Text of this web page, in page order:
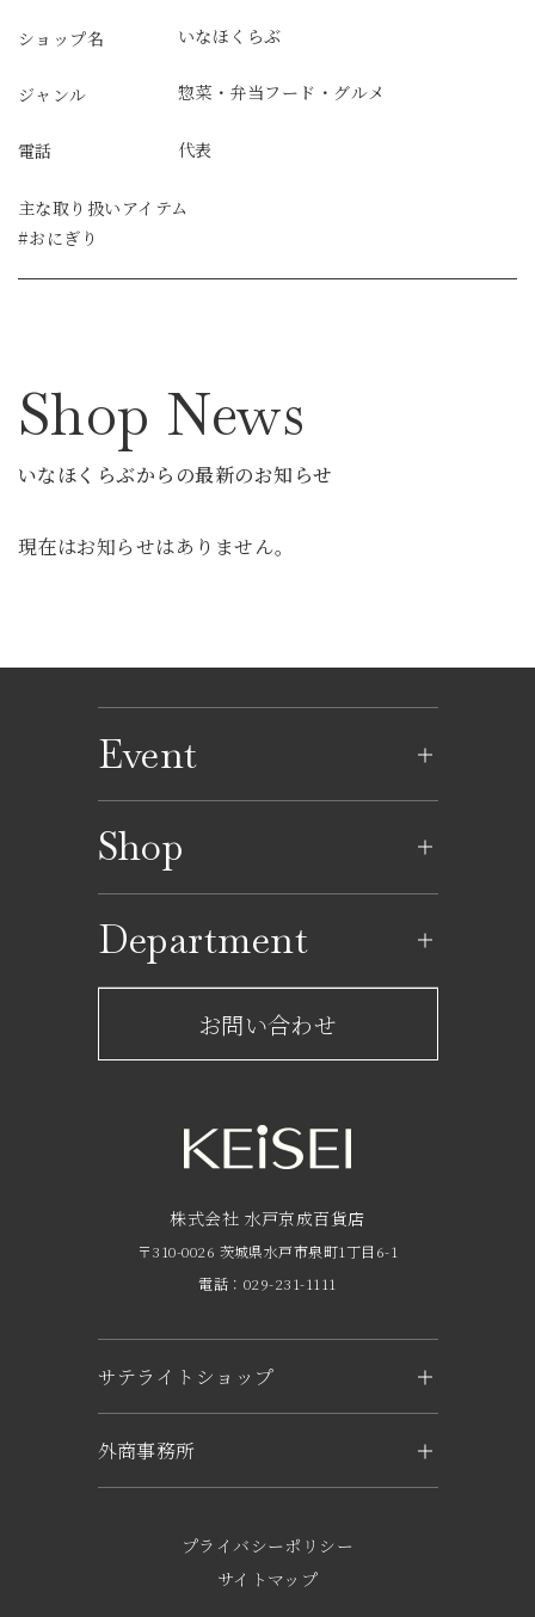
ショップ名 いなほくらぶ
ジャンル 惣菜・弁当フード・グルメ
電話 代表
主な取り扱いアイテム
#おにぎり
Shop News
いなほくらぶからの最新のお知らせ
現在はお知らせはありません。
Event
イベントカレンダー
Shop
レストラン一覧
ショップからのお知らせ
フロアガイド
Department
サービスのご案内
京成友の会
京成ポイントカードについて
企業概要
求人情報
お問い合わせ
株式会社 水戸京成百貨店
〒310-0026 茨城県水戸市泉町1丁目6-1
電話：029-231-1111
サテライトショップ
KEiSEI ＆ owl（つくば）
電話：029-897-3321
KEiSEI & sole（日立）
外商事務所
〒310-0063 茨城県水戸市五軒町2-1-37
電話：029-221-6777
プライバシーポリシー
サイトマップ